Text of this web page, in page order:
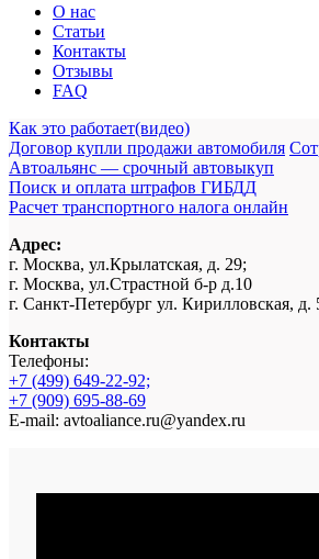
О нас
Статьи
Контакты
Отзывы
FAQ
Как это работает(видео)
Договор купли продажи автомобиля
Автоальянс — срочный автовыкуп
Поиск и оплата штрафов ГИБДД
Расчет транспортного налога онлайн
Адрес:
г. Москва, ул.Крылатская, д. 29;
г. Москва, ул.Страстной б-р д.10
г. Санкт-Петербург ул. Кирилловская, д.
Контакты
Телефоны:
+7 (499) 649-22-92;
+7 (909) 695-88-69
E-mail: avtoaliance.ru@yandex.ru